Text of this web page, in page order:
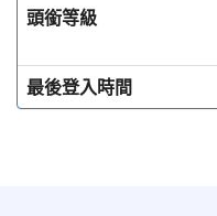
頭銜等級
最後登入時間